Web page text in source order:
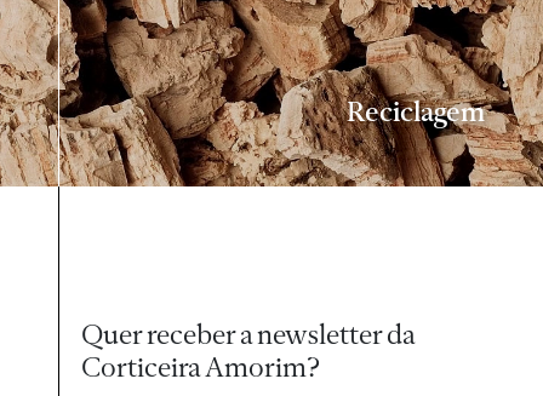
Reciclagem
Quer receber a newsletter da
Corticeira Amorim?